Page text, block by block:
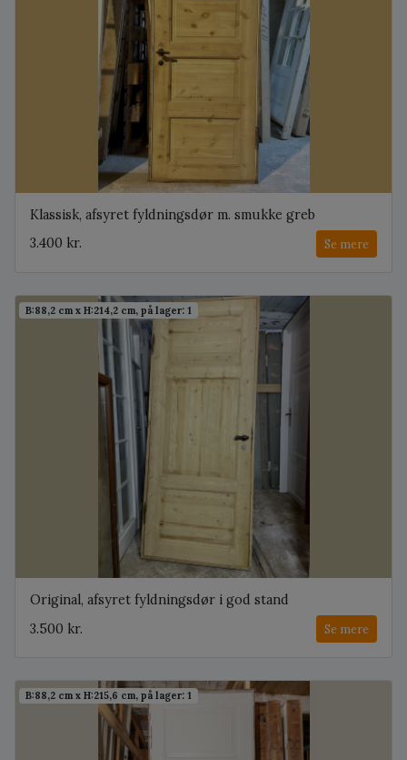
Klassisk, afsyret fyldningsdør m. smukke greb
3.400 kr.
Se mere
B:88,2 cm x H:214,2 cm, på lager: 1
Original, afsyret fyldningsdør i god stand
3.500 kr.
Se mere
B:88,2 cm x H:215,6 cm, på lager: 1